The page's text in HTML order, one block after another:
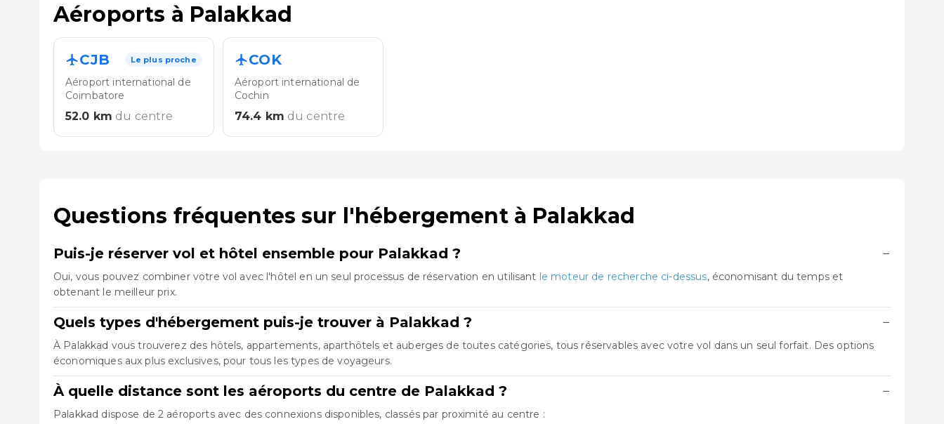
Aéroports à Palakkad
CJB Le plus proche
Aéroport international de
Coimbatore
52.0 km du centre
COK
Aéroport international de
Cochin
74.4 km du centre
Questions fréquentes sur l'hébergement à Palakkad
Puis-je réserver vol et hôtel ensemble pour Palakkad ? −
Oui, vous pouvez combiner votre vol avec l'hôtel en un seul processus de réservation en utilisant le moteur de recherche ci-dessus, économisant du temps et
obtenant le meilleur prix.
Quels types d'hébergement puis-je trouver à Palakkad ? −
À Palakkad vous trouverez des hôtels, appartements, aparthôtels et auberges de toutes catégories, tous réservables avec votre vol dans un seul forfait. Des options
économiques aux plus exclusives, pour tous les types de voyageurs.
À quelle distance sont les aéroports du centre de Palakkad ? −
Palakkad dispose de 2 aéroports avec des connexions disponibles, classés par proximité au centre :